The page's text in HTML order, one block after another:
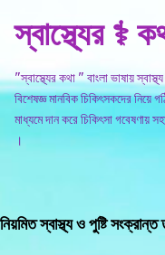
স্বাস্থ্যের ⚕️
"স্বাস্থ্যের কথা " বাংলা ভাষায়
বিশেষজ্ঞ মানবিক চিকিৎসকদের
মাধ্যমে দান করে চিকিৎসা
।
নিয়মিত স্বাস্থ্য ও পুষ্টি